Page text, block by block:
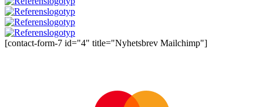
[contact-form-7 id="4" title="Nyhetsbrev Mailchimp"]